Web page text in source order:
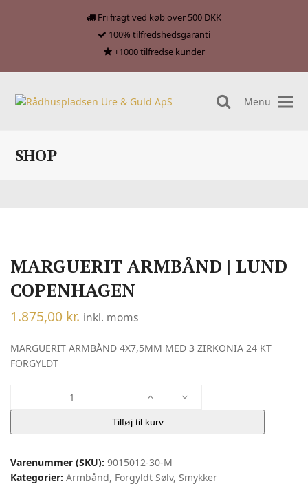
Fri fragt ved køb over 500 DKK
100% tilfredshedsgaranti
+1000 tilfredse kunder
search
Menu
SHOP
MARGUERIT ARMBÅND | LUND
COPENHAGEN
1.875,00 kr. inkl. moms
MARGUERIT ARMBÅND 4X7,5MM MED 3 ZIRKONIA 24 KT
FORGYLDT
ARMBÅND
Lund
antal
Tilføj til kurv
Varenummer (SKU): 9015012-30-M
Kategorier: Armbånd, Forgyldt Sølv, Smykker